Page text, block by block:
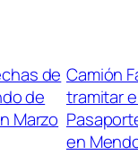
de
de
Marzo
Camión
tramitar
en